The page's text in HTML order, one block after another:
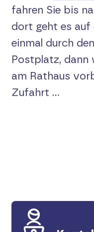
fahren Sie bis
dort geht es auf
einmal durch
Postplatz, dann
am Rathaus
Zufahrt ...